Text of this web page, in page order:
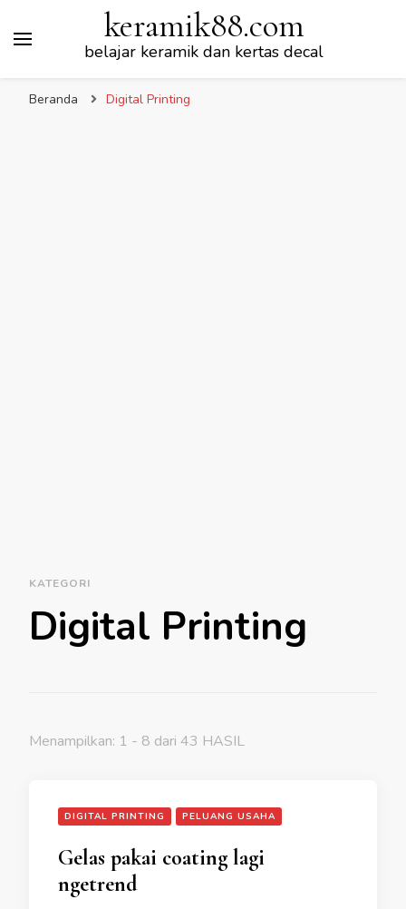
keramik88.com
belajar keramik dan kertas decal
Beranda Digital Printing
KATEGORI
Digital Printing
Menampilkan: 1 - 8 dari 43 HASIL
DIGITAL PRINTING PELUANG USAHA
Gelas pakai coating lagi
ngetrend